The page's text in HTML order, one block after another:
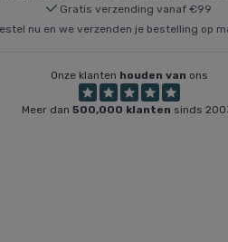
Gratis verzending vanaf €99
nu en we verzenden je bestelling op
Onze klanten houden van ons
Meer dan500,000 klanten sinds